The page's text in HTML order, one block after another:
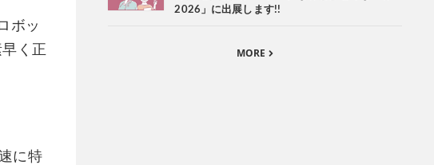
ボッ
く正
に特
2026」に出展します!!
MORE